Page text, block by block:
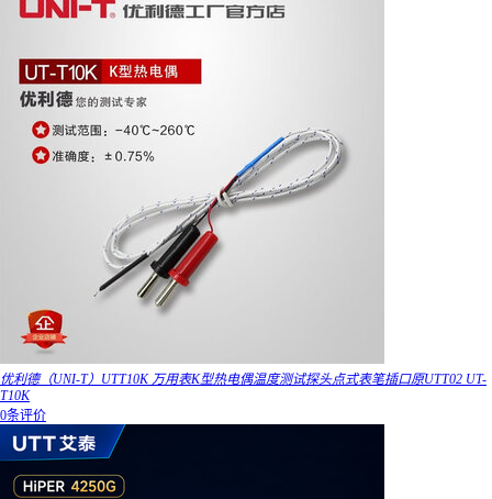
优利德（UNI-T）UTT10K 万用表K型热电偶温度测试探头点式表笔插口原UTT02 UT-
T10K
0条评价